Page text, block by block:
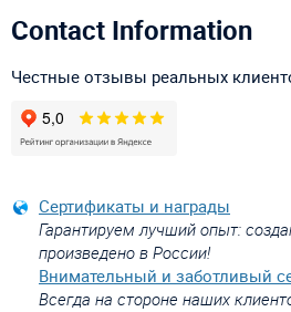
Contact Information
Честные отзывы реальных
Сертификаты и награды
Гарантируем лучший опыт:
произведено в России!
Внимательный и заботливый
Всегда на стороне наших